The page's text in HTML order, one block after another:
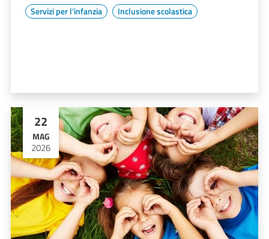
Servizi per l'infanzia Inclusione scolastica
22
MAG
2026